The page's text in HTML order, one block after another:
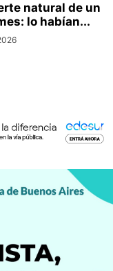
natural de un
lo habían...